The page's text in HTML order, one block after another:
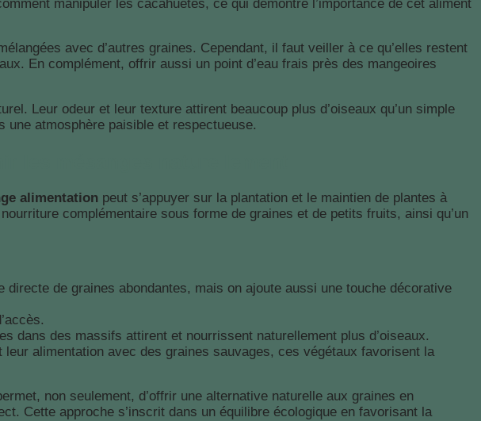
manipuler les cacahuètes, ce qui démontre l’importance de cet aliment
avec d’autres graines. Cependant, il faut veiller à ce qu’elles restent
En complément, offrir aussi un point d’eau frais près des mangeoires
Leur odeur et leur texture attirent beaucoup plus d’oiseaux qu’un simple
atmosphère paisible et respectueuse.
alimentation peut s’appuyer sur la plantation et le maintien de plantes à
complémentaire sous forme de graines et de petits fruits, ainsi qu’un
de graines abondantes, mais on ajoute aussi une touche décorative
dans des massifs attirent et nourrissent naturellement plus d’oiseaux.
alimentation avec des graines sauvages, ces végétaux favorisent la
non seulement, d’offrir une alternative naturelle aux graines en
Cette approche s’inscrit dans un équilibre écologique en favorisant la